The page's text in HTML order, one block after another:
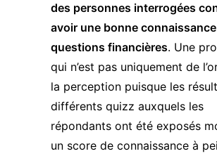
des personnes interrogées
avoir une bonne
questions financières. Une
qui n’est pas uniquement de
la perception puisque les
différents quizz auxquels les
répondants ont été exposés
un score de connaissance à